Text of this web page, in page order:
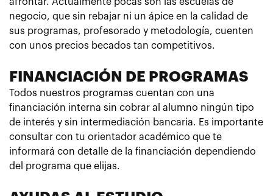
negocio, que sin rebajar ni un ápice en la calidad de
sus programas, profesorado y metodología, cuenten
con unos precios becados tan competitivos.
FINANCIACIÓN DE PROGRAMAS
Todos nuestros programas cuentan con una
financiación interna sin cobrar al alumno ningún tipo
de interés y sin intermediación bancaria. Es importante
consultar con tu orientador académico que te
informará con detalle de la financiación dependiendo
del programa que elijas.